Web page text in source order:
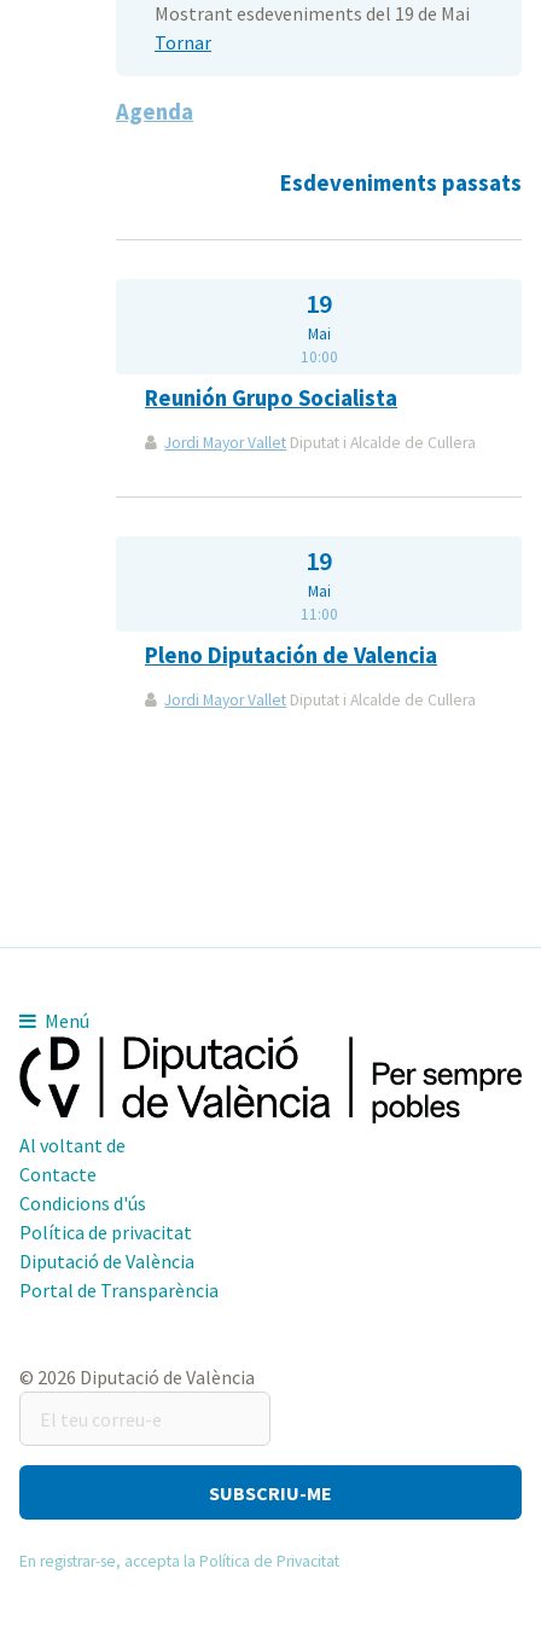
Mostrant esdeveniments del 19 de Mai
Tornar
Agenda
Esdeveniments passats
19
Mai
10:00
Reunión Grupo Socialista
Jordi Mayor Vallet Diputat i Alcalde de Cullera
19
Mai
11:00
Pleno Diputación de Valencia
Jordi Mayor Vallet Diputat i Alcalde de Cullera
Menú
Al voltant de
Contacte
Condicions d'ús
Política de privacitat
Diputació de València
Portal de Transparència
© 2026 Diputació de València
teu
correu-
En registrar-se, accepta la Política de Privacitat